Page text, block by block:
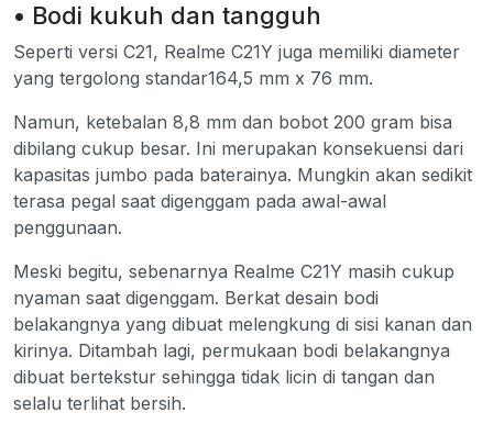
• Bodi kukuh dan tangguh
Seperti versi C21, Realme C21Y juga memiliki diameter
yang tergolong standar164,5 mm x 76 mm.
Namun, ketebalan 8,8 mm dan bobot 200 gram bisa
dibilang cukup besar. Ini merupakan konsekuensi dari
kapasitas jumbo pada baterainya. Mungkin akan sedikit
terasa pegal saat digenggam pada awal-awal
penggunaan.
Meski begitu, sebenarnya Realme C21Y masih cukup
nyaman saat digenggam. Berkat desain bodi
belakangnya yang dibuat melengkung di sisi kanan dan
kirinya. Ditambah lagi, permukaan bodi belakangnya
dibuat bertekstur sehingga tidak licin di tangan dan
selalu terlihat bersih.